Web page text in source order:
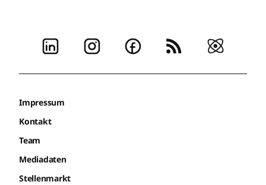
Impressum
Kontakt
Team
Mediadaten
Stellenmarkt